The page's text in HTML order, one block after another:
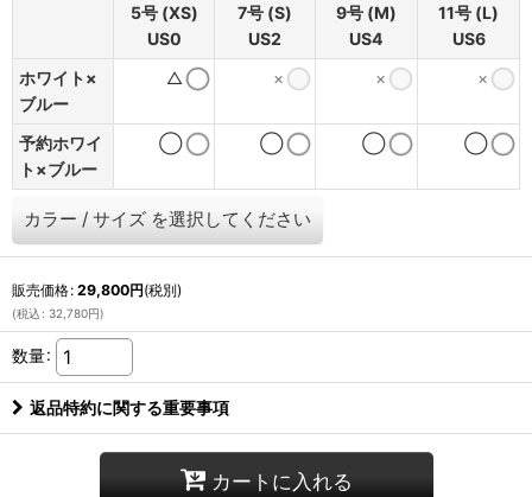
5号 (XS)
US0
7号 (S)
US2
9号 (M)
US4
11号 (L)
US6
ホワイト×
ブルー
△ × × ×
予約ホワイ
ト×ブルー
◯ ◯ ◯ ◯
カラー / サイズ を選択してください
販売価格: 29,800円(税別)
(税込 : 32,780円)
数量:
返品特約に関する重要事項
カートに入れる